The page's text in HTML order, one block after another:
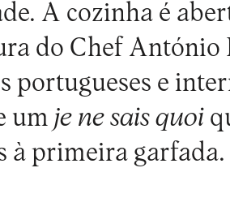
A cozinha é
do Chef António
portugueses e
umje ne sais quoi
à primeira garfada.